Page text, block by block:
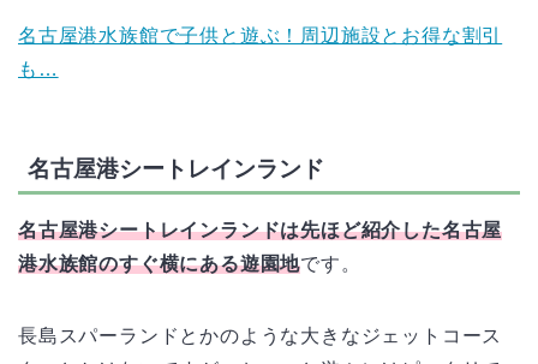
名古屋港水族館で子供と遊ぶ！周辺施設とお得な割引
も…
名古屋港シートレインランド
名古屋港シートレインランドは先ほど紹介した名古屋
港水族館のすぐ横にある遊園地です。
長島スパーランドとかのような大きなジェットコース